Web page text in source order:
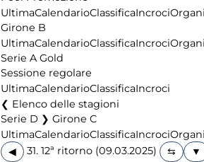
UltimaCalendarioClassificaIncroci
Girone B
UltimaCalendarioClassificaIncroci
Serie A Gold
Sessione regolare
UltimaCalendarioClassificaIncroci
Elenco delle stagioni
Serie D ❯ Girone C
UltimaCalendarioClassificaIncroci
◀
31. 12ª ritorno (09.03.2025)